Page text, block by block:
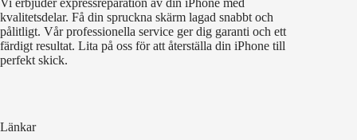
Vi erbjuder expressreparation av din iPhone med
kvalitetsdelar. Få din spruckna skärm lagad snabbt och
pålitligt. Vår professionella service ger dig garanti och ett
färdigt resultat. Lita på oss för att återställa din iPhone till
perfekt skick.
Länkar